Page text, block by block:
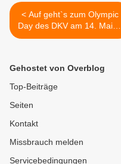
< Auf geht`s zum Olympic
Day des DKV am 14. Mai in
der Dreifachhalle
Karate
Gehostet von Overblog
Top-Beiträge
Seiten
Kontakt
Missbrauch melden
Servicebedingungen